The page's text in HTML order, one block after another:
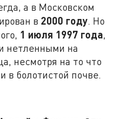
а в Московском
в 2000 году. Но
1 июля 1997 года,
нетленными на
несмотря на то что
в болотистой почве.